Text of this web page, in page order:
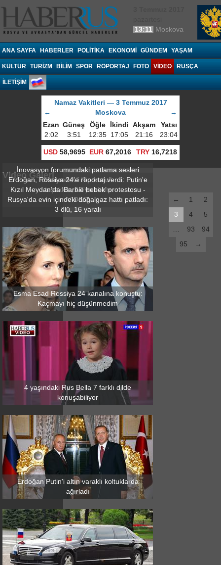
13:11 Moskova
ANA SAYFA HABERLER POLITIKA EKONOMI GÜNDEM YAŞAM
KÜLTÜR TURIZM BILIM SPOR RÖPORTAJ FOTO VIDEO RUSÇA
İLETİŞİM
Namaz Vakitleri — 3 Temmuz 2017
←
Moskova
→
Ezan Güneş Öğle İkindi Akşam
Yatsı
2:02
3:51 12:35 17:05 21:16 23:04
USD 58,9695 EUR 67,2016 TRY16,7218
Video Galeri
İnovasyon forumundaki patlama sesleri
Medvedev'i "korkuttu"
Erdoğan, Rossiya 24'e röportaj verdi: Putin'e
teşekkür, AB'ye sitem
Kızıl Meydan’da ‘Barbie bebek’ protestosu -
VIDEO
Rusya'da evin içindeki doğalgaz hattı patladı:
3 ölü, 16 yaralı
Esma Esad Rossiya 24 kanalına konuştu:
Kaçmayı hiç düşünmedim
4 yaşındaki Rus Bella 7 farklı dilde
konuşabiliyor
Erdoğan Putin'i altın varaklı koltuklarda
ağırladı
← 1
2
3
4
5
…
93
94
95
→